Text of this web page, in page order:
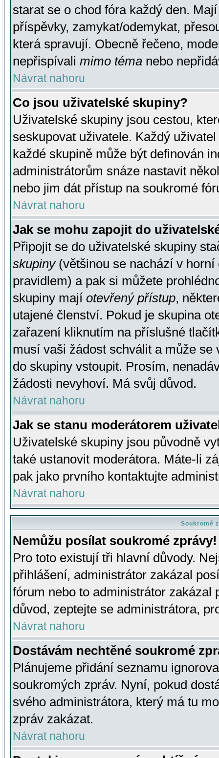
starat se o chod fóra každý den.
příspěvky, zamykat/odemykat,
která spravují. Obecně řečeno,
nepřispívali mimo téma nebo
Návrat nahoru
Co jsou uživatelské skupiny?
Uživatelské skupiny jsou cestou,
seskupovat uživatele. Každý
každé skupině může být definován
administrátorům snáze nastavit
nebo jim dát přístup na soukromé
Návrat nahoru
Jak se mohu zapojit do
Připojit se do uživatelské skupiny
skupiny(většinou se nachází v horní
pravidlem) a pak si můžete
skupiny mají otevřený přístup,
utajené členství. Pokud je skupina
zařazení kliknutím na příslušné
musí vaši žádost schválit a může se
do skupiny vstoupit. Prosím,
žádosti nevyhoví. Má svůj důvod.
Návrat nahoru
Jak se stanu moderátorem
Uživatelské skupiny jsou původně
také ustanovit moderátora. Máte-li
pak jako prvního kontaktujte
Návrat nahoru
Soukromé
Nemůžu posílat soukromé zprávy!
Pro toto existují tři hlavní důvody.
přihlášení, administrátor zakázal
fórum nebo to administrátor zakázal
důvod, zeptejte se administrátora,
Návrat nahoru
Dostávám nechtěné soukromé
Plánujeme přidání seznamu
soukromých zpráv. Nyní, pokud
svého administrátora, který má tu
zpráv zakázat.
Návrat nahoru